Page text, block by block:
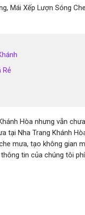
Mái Xếp Lượn Sóng
Rẻ
Hòa nhưng vẫn
tại Nha Trang Khánh
mưa, tạo không gian
tin của chúng tôi